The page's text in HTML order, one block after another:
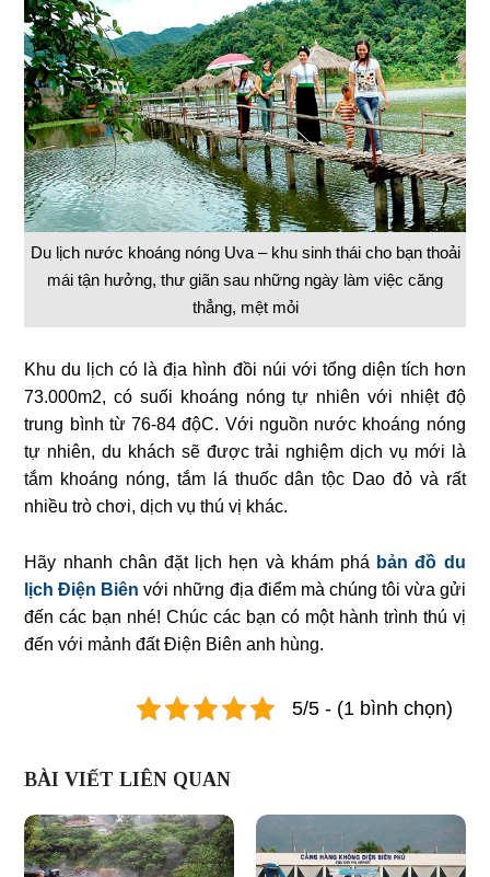
Du lịch nước khoáng nóng Uva – khu sinh thái cho bạn thoải
mái tận hưởng, thư giãn sau những ngày làm việc căng
thẳng, mệt mỏi
Khu du lịch có là địa hình đồi núi với tổng diện tích hơn
73.000m2, có suối khoáng nóng tự nhiên với nhiệt độ
trung bình từ 76-84 độC. Với nguồn nước khoáng nóng
tự nhiên, du khách sẽ được trải nghiệm dịch vụ mới là
tắm khoáng nóng, tắm lá thuốc dân tộc Dao đỏ và rất
nhiều trò chơi, dịch vụ thú vị khác.
Hãy nhanh chân đặt lịch hẹn và khám phá bản đồ du
lịch Điện Biên với những địa điểm mà chúng tôi vừa gửi
đến các bạn nhé! Chúc các bạn có một hành trình thú vị
đến với mảnh đất Điện Biên anh hùng.
5/5 - (1 bình chọn)
BÀI VIẾT LIÊN QUAN